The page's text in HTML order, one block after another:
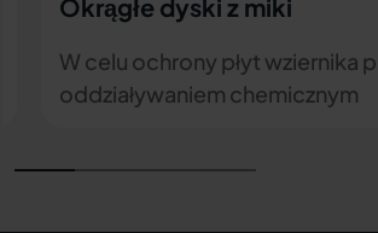
Do ręcznego czyszczenia płyty